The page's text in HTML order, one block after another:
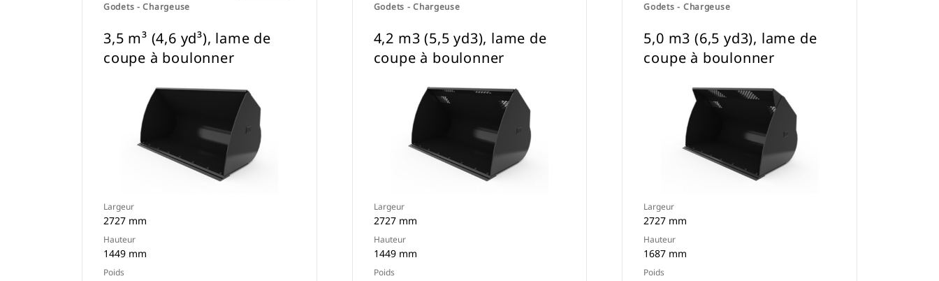
Godets - Chargeuse
3,5 m³ (4,6 yd³), lame de
coupe à boulonner
Largeur
2727 mm
Hauteur
1449 mm
Poids
Godets - Chargeuse
4,2 m3 (5,5 yd3), lame de
coupe à boulonner
Largeur
2727 mm
Hauteur
1449 mm
Poids
Godets - Chargeuse
5,0 m3 (6,5 yd3), lame de
coupe à boulonner
Largeur
2727 mm
Hauteur
1687 mm
Poids